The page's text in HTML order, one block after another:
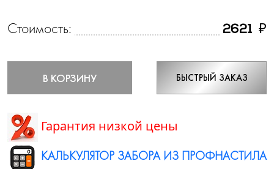
Стоимость: 2621 ₽
В КОРЗИНУ БЫСТРЫЙ ЗАКАЗ
Гарантия низкой цены
КАЛЬКУЛЯТОР ЗАБОРА ИЗ ПРОФНАСТИЛА